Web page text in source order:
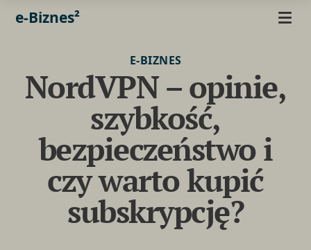
e-Biznes²
E-BIZNES
NordVPN – opinie,
szybkość,
bezpieczeństwo i
czy warto kupić
subskrypcję?